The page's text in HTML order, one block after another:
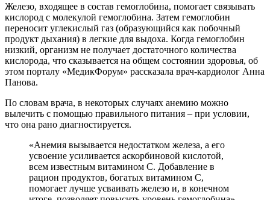
Железо, входящее в состав гемоглобина, помогает связывать
кислород с молекулой гемоглобина. Затем гемоглобин
переносит углекислый газ (образующийся как побочный
продукт дыхания) в легкие для выдоха. Когда гемоглобин
низкий, организм не получает достаточного количества
кислорода, что сказывается на общем состоянии здоровья, об
этом порталу «МедикФорум» рассказала врач-кардиолог Анна
Панова.
По словам врача, в некоторых случаях анемию можно
вылечить с помощью правильного питания – при условии,
что она рано диагностируется.
«Анемия вызывается недостатком железа, а его
усвоение усиливается аскорбиновой кислотой,
всем известным витамином С. Добавление в
рацион продуктов, богатых витамином С,
помогает лучше усваивать железо и, в конечном